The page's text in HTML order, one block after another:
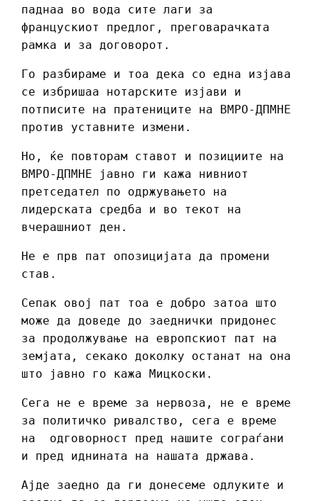
паднаа во вода сите лаги за
францускиот предлог, преговарачката
рамка и за договорот.
Го разбираме и тоа дека со една изјава
се избришаа нотарските изјави и
потписите на пратениците на ВМРО-ДПМНЕ
против уставните измени.
Но, ќе повторам ставот и позициите на
ВМРО-ДПМНЕ јавно ги кажа нивниот
претседател по одржувањето на
лидерската средба и во текот на
вчерашниот ден.
Не е прв пат опозицијата да промени
став.
Сепак овој пат тоа е добро затоа што
може да доведе до заеднички придонес
за продолжување на европскиот пат на
земјата, секако доколку останат на она
што јавно го кажа Мицкоски.
Сега не е време за нервоза, не е време
за политичко ривалство, сега е време
на одговорност пред нашите сограѓани
и пред иднината на нашата држава.
Ајде заедно да ги донесеме одлуките и